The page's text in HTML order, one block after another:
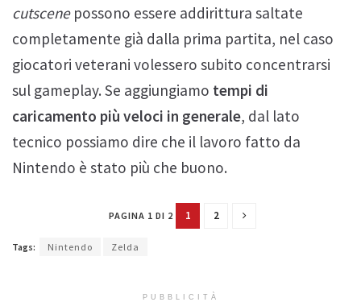
cutscenepossono essere addirittura saltate
completamente già dalla prima partita, nel caso
giocatori veterani volessero subito concentrarsi
sul gameplay. Se aggiungiamo tempi di
caricamento più veloci in generale, dal lato
tecnico possiamo dire che il lavoro fatto da
Nintendo è stato più che buono.
PAGINA 1 DI 2 1 2
Tags: Nintendo Zelda
PUBBLICITÀ